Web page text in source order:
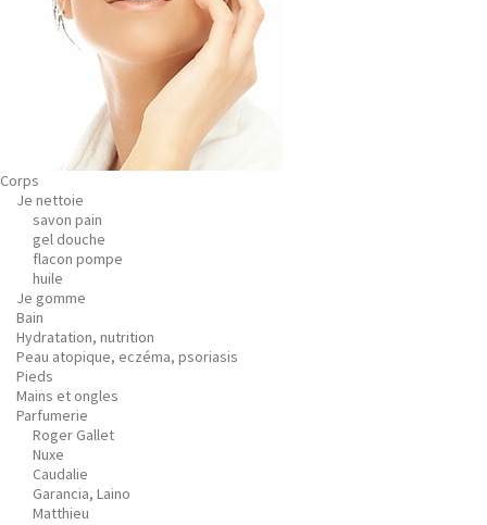
Corps
Je nettoie
savon pain
gel douche
flacon pompe
huile
Je gomme
Bain
Hydratation, nutrition
Peau atopique, eczéma, psoriasis
Pieds
Mains et ongles
Parfumerie
Roger Gallet
Nuxe
Caudalie
Garancia, Laino
Matthieu